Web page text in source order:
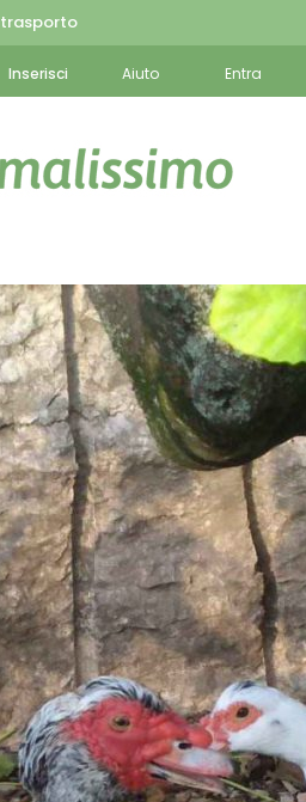
trasporto
Inserisci Aiuto Entra